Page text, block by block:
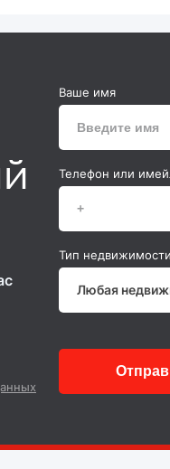
Ваше имя
Телефон или
Тип недвижимости
Любая